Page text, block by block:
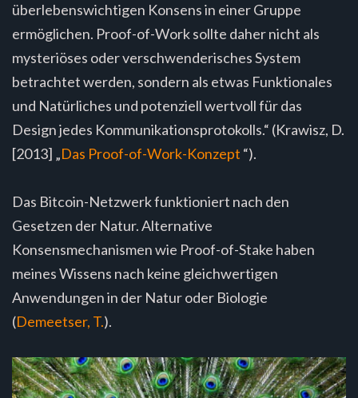
überlebenswichtigen Konsens in einer Gruppe
ermöglichen. Proof-of-Work sollte daher nicht als
mysteriöses oder verschwenderisches System
betrachtet werden, sondern als etwas Funktionales
und Natürliches und potenziell wertvoll für das
Design jedes Kommunikationsprotokolls.“ (Krawisz, D.
[2013] „Das Proof-of-Work-Konzept “).
Das Bitcoin-Netzwerk funktioniert nach den
Gesetzen der Natur. Alternative
Konsensmechanismen wie Proof-of-Stake haben
meines Wissens nach keine gleichwertigen
Anwendungen in der Natur oder Biologie
(Demeetser, T.).